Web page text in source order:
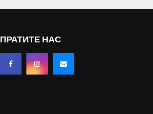
ПРАТИТЕ НАС